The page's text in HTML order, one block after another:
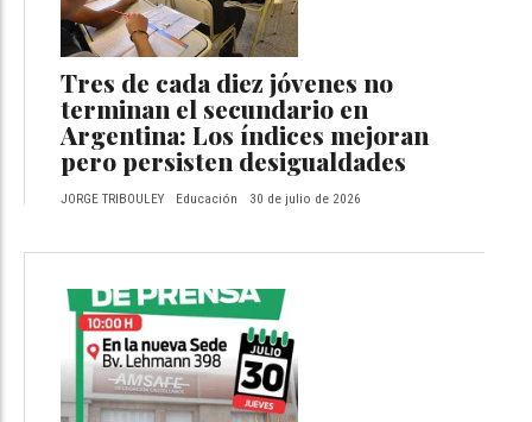
Tres de cada diez jóvenes no
terminan el secundario en
Argentina: Los índices mejoran
pero persisten desigualdades
JORGE TRIBOULEY Educación 30 de julio de 2026